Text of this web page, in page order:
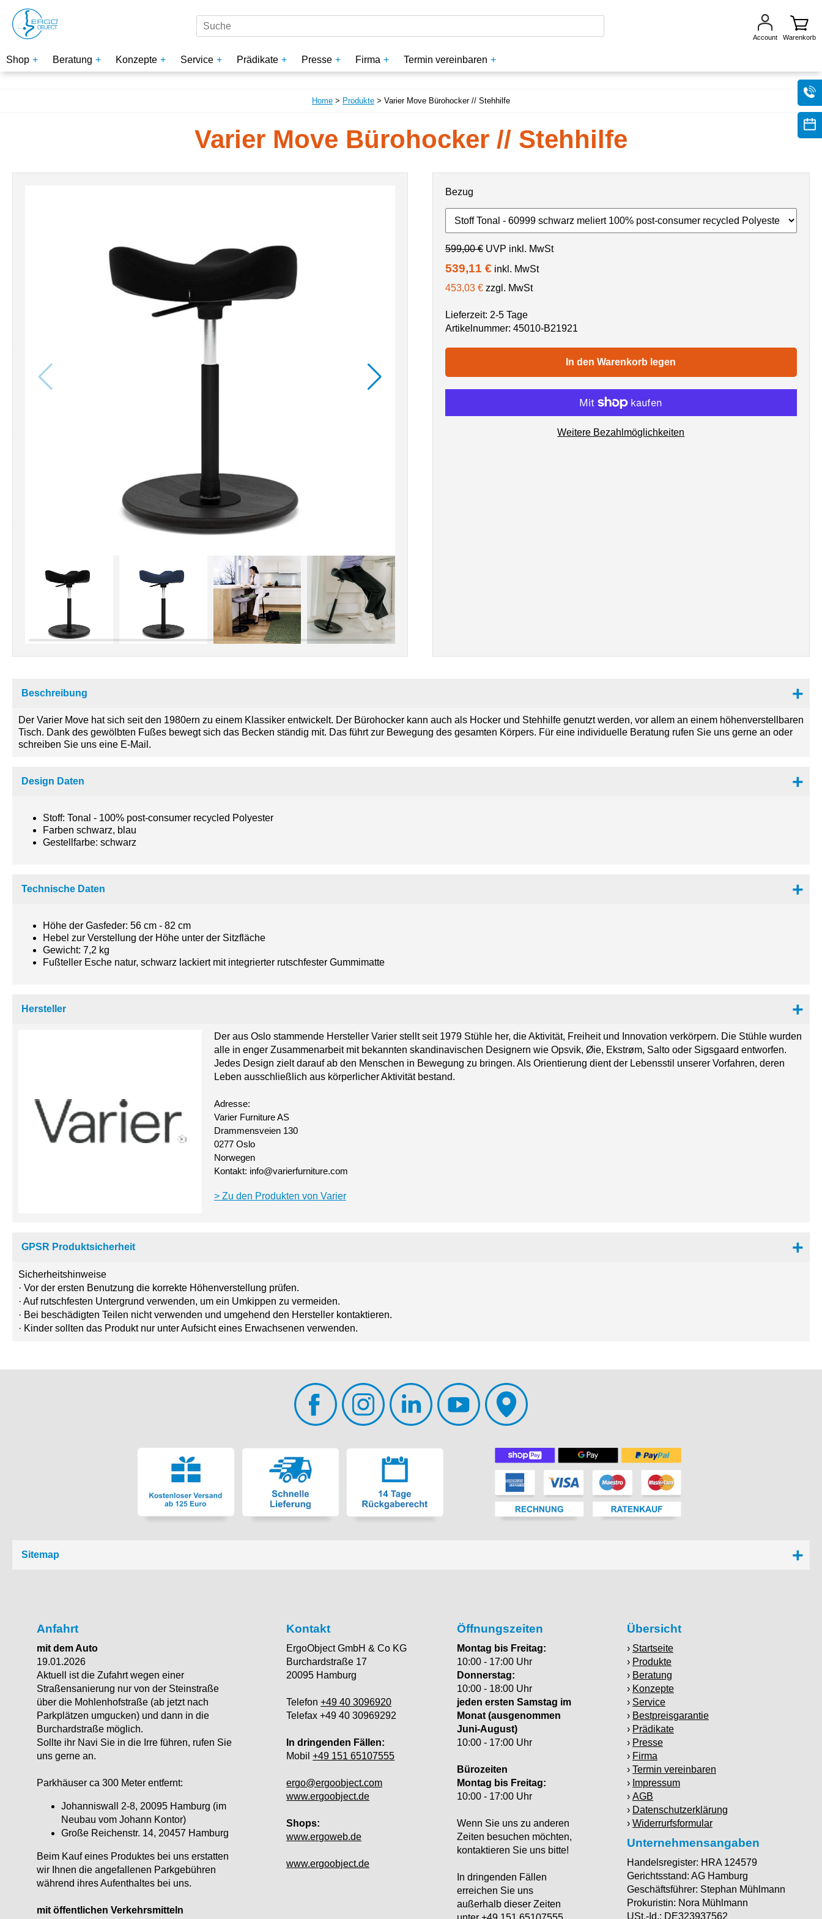
Account Warenkorb
Shop Beratung Konzepte Service Prädikate Presse Firma Termin vereinbaren
Home > Produkte > Varier Move Bürohocker // Stehhilfe
Varier Move Bürohocker // Stehhilfe
Bezug
599,00 €UVP inkl. MwSt
539,11 € inkl. MwSt
453,03 €zzgl. MwSt
Lieferzeit: 2-5 Tage
Artikelnummer: 45010-B21921
In den Warenkorb legen
Weitere Bezahlmöglichkeiten
Beschreibung
Der Varier Move hat sich seit den 1980ern zu einem Klassiker entwickelt. Der Bürohocker kann auch als Hocker und Stehhilfe genutzt werden, vor allem an einem höhenverstellbaren
Tisch. Dank des gewölbten Fußes bewegt sich das Becken ständig mit. Das führt zur Bewegung des gesamten Körpers. Für eine individuelle Beratung rufen Sie uns gerne an oder
schreiben Sie uns eine E-Mail.
Design Daten
Stoff: Tonal - 100% post-consumer recycled Polyester
Farben schwarz, blau
Gestellfarbe: schwarz
Technische Daten
Höhe der Gasfeder: 56 cm - 82 cm
Hebel zur Verstellung der Höhe unter der Sitzfläche
Gewicht: 7,2 kg
Fußteller Esche natur, schwarz lackiert mit integrierter rutschfester Gummimatte
Hersteller
Der aus Oslo stammende Hersteller Varier stellt seit 1979 Stühle her, die Aktivität, Freiheit und Innovation verkörpern. Die Stühle wurden
alle in enger Zusammenarbeit mit bekannten skandinavischen Designern wie Opsvik, Øie, Ekstrøm, Salto oder Sigsgaard entworfen.
Jedes Design zielt darauf ab den Menschen in Bewegung zu bringen. Als Orientierung dient der Lebensstil unserer Vorfahren, deren
Leben ausschließlich aus körperlicher Aktivität bestand.
Adresse:
Varier Furniture AS
Drammensveien 130
0277 Oslo
Norwegen
Kontakt: info@varierfurniture.com
Zu den Produkten von Varier
GPSR Produktsicherheit
Sicherheitshinweise
· Vor der ersten Benutzung die korrekte Höhenverstellung prüfen.
· Auf rutschfesten Untergrund verwenden, um ein Umkippen zu vermeiden.
· Bei beschädigten Teilen nicht verwenden und umgehend den Hersteller kontaktieren.
· Kinder sollten das Produkt nur unter Aufsicht eines Erwachsenen verwenden.
Sitemap
Anfahrt
mit dem Auto
19.01.2026
Aktuell ist die Zufahrt wegen einer
Straßensanierung nur von der Steinstraße
über die Mohlenhofstraße (ab jetzt nach
Parkplätzen umgucken) und dann in die
Burchardstraße möglich.
Sollte ihr Navi Sie in die Irre führen, rufen Sie
uns gerne an.
Parkhäuser ca 300 Meter entfernt:
Johanniswall 2-8, 20095 Hamburg (im
Neubau vom Johann Kontor)
Große Reichenstr. 14, 20457 Hamburg
Beim Kauf eines Produktes bei uns erstatten
wir Ihnen die angefallenen Parkgebühren
während ihres Aufenthaltes bei uns.
mit öffentlichen Verkehrsmitteln
Kontakt
ErgoObject GmbH & Co KG
Burchardstraße 17
20095 Hamburg
Telefon+49 40 3096920
Telefax +49 40 30969292
In dringenden Fällen:
Mobil+49 151 65107555
ergo@ergoobject.com
www.ergoobject.de
Shops:
www.ergoweb.de
www.ergoobject.de
Öffnungszeiten
Montag bis Freitag:
10:00 - 17:00 Uhr
Donnerstag:
10:00 - 18:00 Uhr
jeden ersten Samstag im
Monat (ausgenommen
Juni-August)
10:00 - 17:00 Uhr
Bürozeiten
Montag bis Freitag:
10:00 - 17:00 Uhr
Wenn Sie uns zu anderen
Zeiten besuchen möchten,
kontaktieren Sie uns bitte!
In dringenden Fällen
erreichen Sie uns
außerhalb dieser Zeiten
Übersicht
Startseite
Produkte
Beratung
Konzepte
Service
Bestpreisgarantie
Prädikate
Presse
Firma
Termin vereinbaren
Impressum
AGB
Datenschutzerklärung
Widerrurfsformular
Unternehmensangaben
Handelsregister: HRA 124579
Gerichtsstand: AG Hamburg
Geschäftsführer: Stephan Mühlmann
Prokuristin: Nora Mühlmann
USt.-Id.: DE323937562